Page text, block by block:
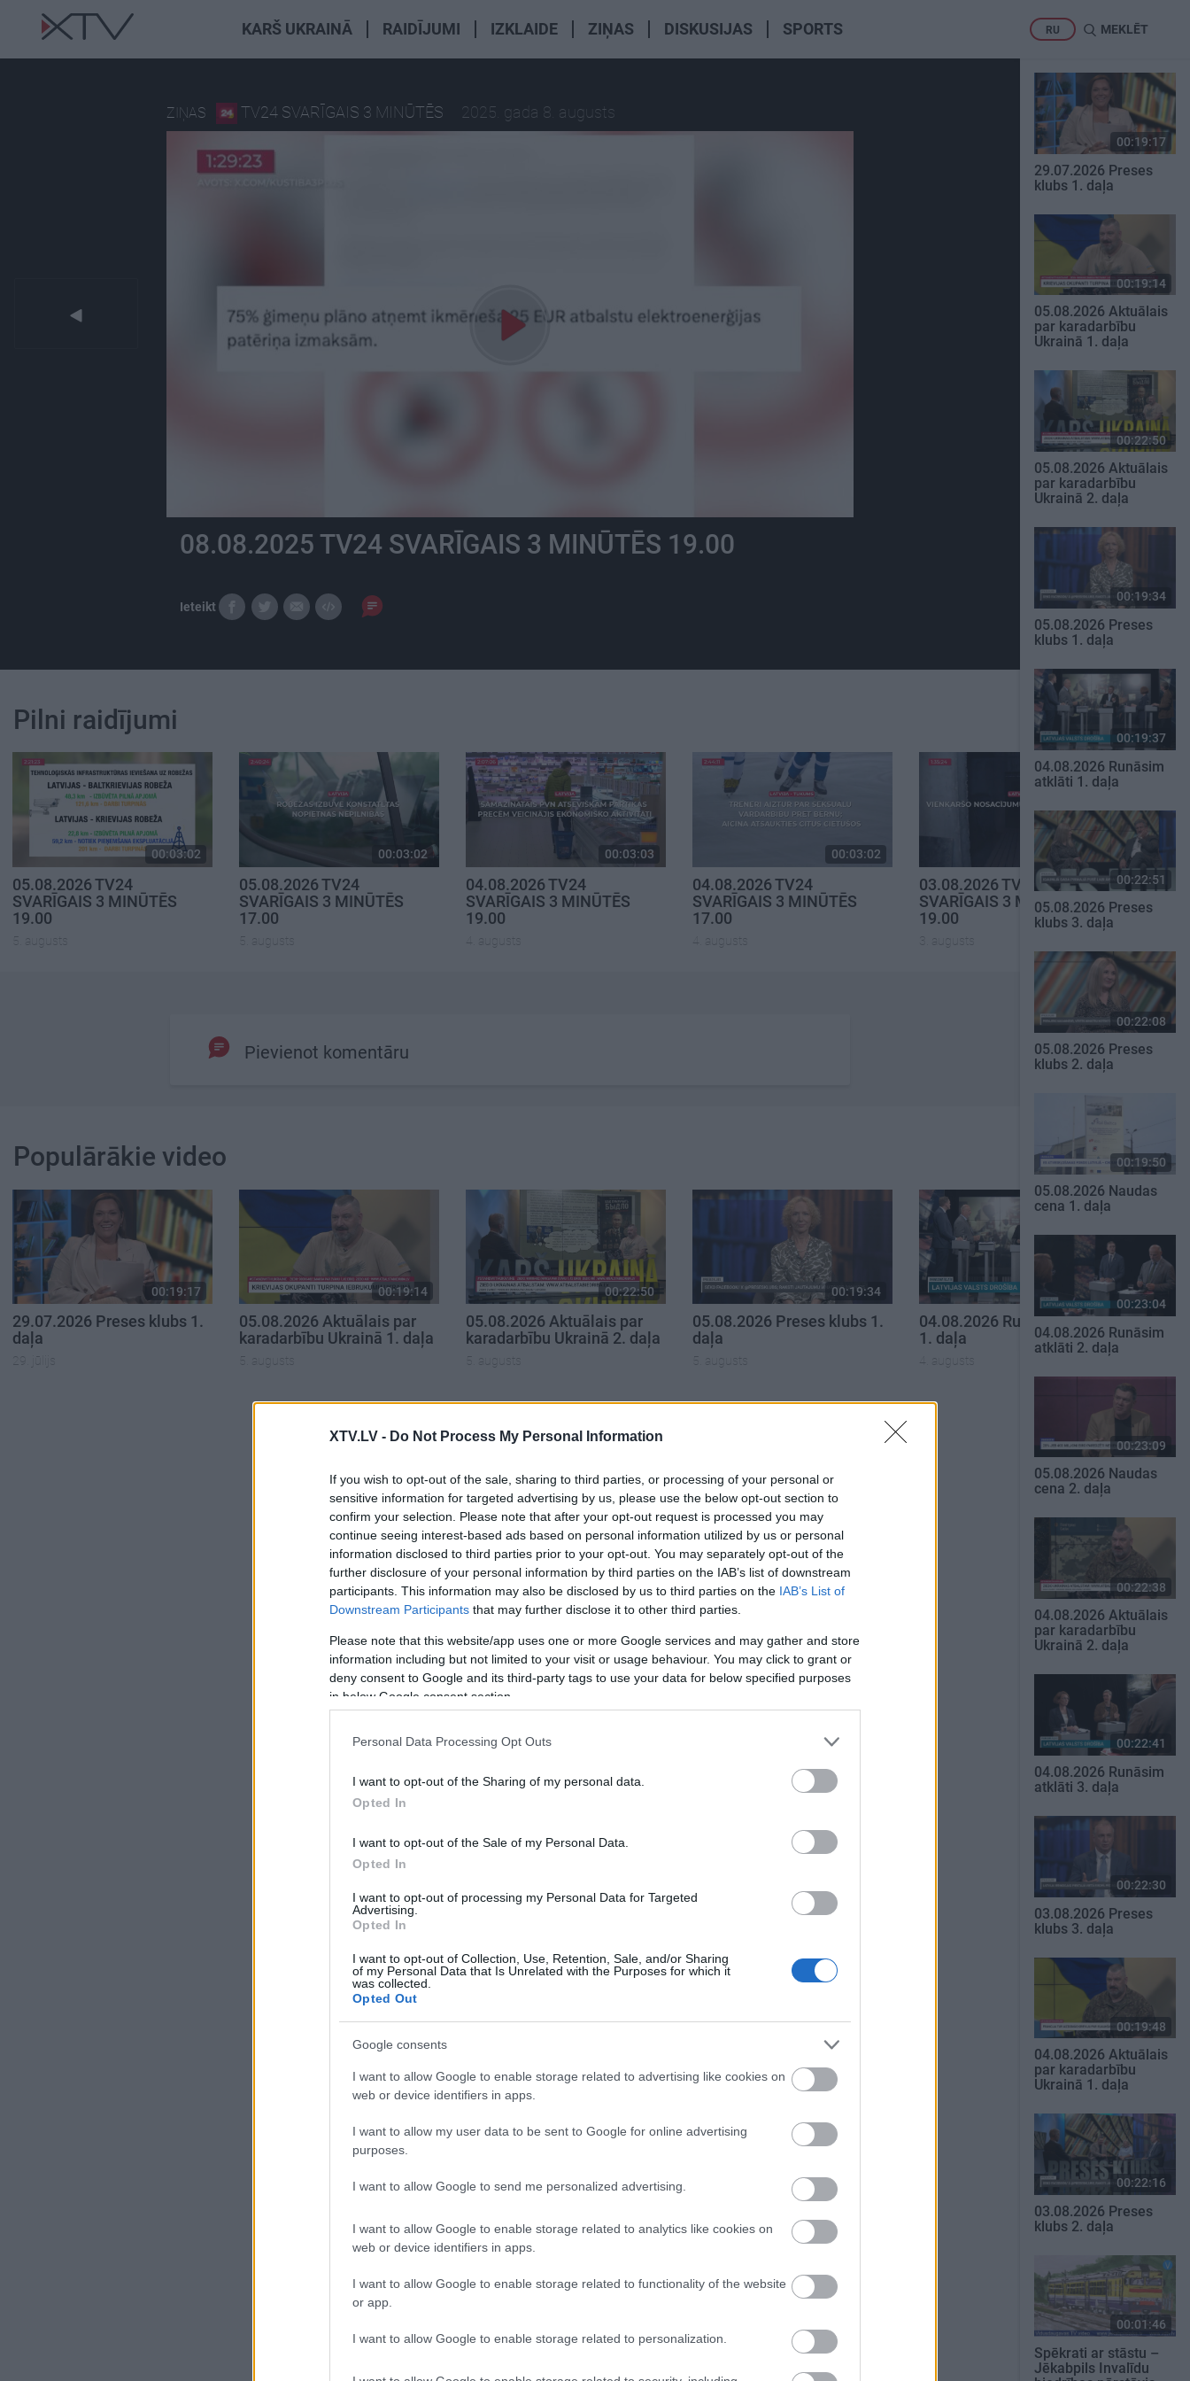
XTV.LV - Do Not Process My Personal Information
If you wish to opt-out of the sale, sharing to third parties, or processing of your personal or
sensitive information for targeted advertising by us, please use the below opt-out section to
confirm your selection. Please note that after your opt-out request is processed you may
continue seeing interest-based ads based on personal information utilized by us or personal
information disclosed to third parties prior to your opt-out. You may separately opt-out of the
further disclosure of your personal information by third parties on the IAB’s list of downstream
participants. This information may also be disclosed by us to third parties on the IAB’s List of
Downstream Participants that may further disclose it to other third parties.
Please note that this website/app uses one or more Google services and may gather and store
information including but not limited to your visit or usage behaviour. You may click to grant or
deny consent to Google and its third-party tags to use your data for below specified purposes
in below Google consent section.
Personal Data Processing Opt Outs
I want to opt-out of the Sharing of my personal data.
Opted In
I want to opt-out of the Sale of my Personal Data.
Opted In
I want to opt-out of processing my Personal Data for Targeted
Advertising.
Opted In
I want to opt-out of Collection, Use, Retention, Sale, and/or Sharing
of my Personal Data that Is Unrelated with the Purposes for which it
was collected.
Opted Out
Google consents
I want to allow Google to enable storage related to advertising like cookies on
web or device identifiers in apps.
I want to allow my user data to be sent to Google for online advertising
purposes.
I want to allow Google to send me personalized advertising.
I want to allow Google to enable storage related to analytics like cookies on
web or device identifiers in apps.
I want to allow Google to enable storage related to functionality of the website
or app.
I want to allow Google to enable storage related to personalization.
KARŠ UKRAINĀ RAIDĪJUMI IZKLAIDE ZIŅAS DISKUSIJAS SPORTS RU MEKLĒT
ZIŅAS TV24 SVARĪGAIS 3 MINŪTĒS 2025. gada 8. augusts
08.08.2025 TV24 SVARĪGAIS 3 MINŪTĒS 19.00
Ieteikt
Pilni raidījumi
00:03:02
05.08.2026 TV24
SVARĪGAIS 3 MINŪTĒS
19.00
5. augusts
00:03:02
05.08.2026 TV24
SVARĪGAIS 3 MINŪTĒS
17.00
5. augusts
00:03:03
04.08.2026 TV24
SVARĪGAIS 3 MINŪTĒS
19.00
4. augusts
00:03:02
04.08.2026 TV24
SVARĪGAIS 3 MINŪTĒS
17.00
4. augusts
00:03:03
03.08.2026 TV24
SVARĪGAIS 3 MINŪTĒS
19.00
3. augusts
Pievienot komentāru
Populārākie video
00:19:17
29.07.2026 Preses klubs 1.
daļa
29. jūlijs
00:19:14
05.08.2026 Aktuālais par
karadarbību Ukrainā 1. daļa
5. augusts
00:22:50
05.08.2026 Aktuālais par
karadarbību Ukrainā 2. daļa
5. augusts
00:19:34
05.08.2026 Preses klubs 1.
daļa
5. augusts
00:19:37
04.08.2026 Runāsim atklāti
1. daļa
4. augusts
00:19:17
29.07.2026 Preses
klubs 1. daļa
00:19:14
05.08.2026 Aktuālais
par karadarbību
Ukrainā 1. daļa
00:22:50
05.08.2026 Aktuālais
par karadarbību
Ukrainā 2. daļa
00:19:34
05.08.2026 Preses
klubs 1. daļa
00:19:37
04.08.2026 Runāsim
atklāti 1. daļa
00:22:51
05.08.2026 Preses
klubs 3. daļa
00:22:08
05.08.2026 Preses
klubs 2. daļa
00:19:50
05.08.2026 Naudas
cena 1. daļa
00:23:04
04.08.2026 Runāsim
atklāti 2. daļa
00:23:09
05.08.2026 Naudas
cena 2. daļa
00:22:38
04.08.2026 Aktuālais
par karadarbību
Ukrainā 2. daļa
00:22:41
04.08.2026 Runāsim
atklāti 3. daļa
00:22:30
03.08.2026 Preses
klubs 3. daļa
00:19:48
04.08.2026 Aktuālais
par karadarbību
Ukrainā 1. daļa
00:22:16
03.08.2026 Preses
klubs 2. daļa
00:01:46
Spēkrati ar stāstu –
Jēkabpils Invalīdu